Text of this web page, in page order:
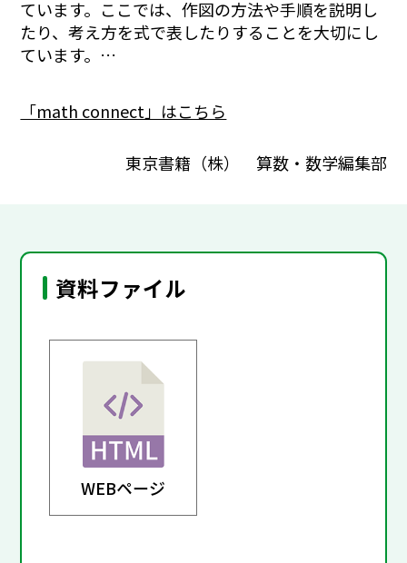
ています。ここでは、作図の方法や手順を説明し
たり、考え方を式で表したりすることを大切にし
ています。…
「math connect」はこちら
東京書籍（株） 算数・数学編集部
資料ファイル
WEBページ